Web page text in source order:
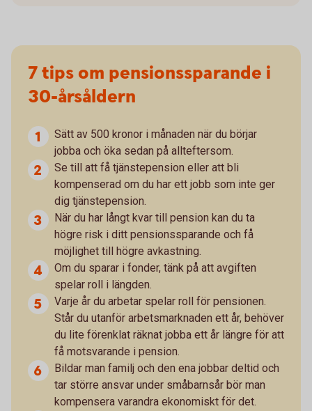
7 tips om pensionssparande i
30-årsåldern
Sätt av 500 kronor i månaden när du börjar
jobba och öka sedan på allteftersom.
Se till att få tjänstepension eller att bli
kompenserad om du har ett jobb som inte ger
dig tjänstepension.
När du har långt kvar till pension kan du ta
högre risk i ditt pensionssparande och få
möjlighet till högre avkastning.
Om du sparar i fonder, tänk på att avgiften
spelar roll i längden.
Varje år du arbetar spelar roll för pensionen.
Står du utanför arbetsmarknaden ett år, behöver
du lite förenklat räknat jobba ett år längre för att
få motsvarande i pension.
Bildar man familj och den ena jobbar deltid och
tar större ansvar under småbarnsår bör man
kompensera varandra ekonomiskt för det.